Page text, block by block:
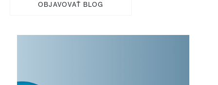
OBJAVOVAŤ BLOG